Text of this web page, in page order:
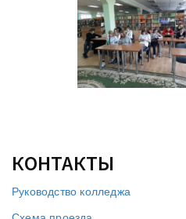
КОНТАКТЫ
Руководство колледжа